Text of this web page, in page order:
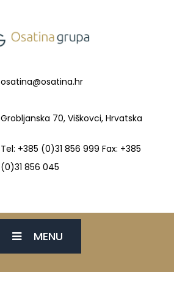
osatina@osatina.hr
Grobljanska 70, Viškovci, Hrvatska
Tel: +385 (0)31 856 999 Fax: +385
(0)31 856 045
MENU